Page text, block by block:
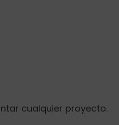
cualquier proyecto.